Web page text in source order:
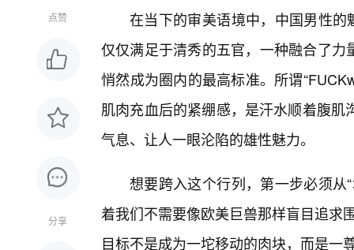
点赞
分享
在当下的审美语境中，中国男性的
仅仅满足于清秀的五官，一种融合了力
悄然成为圈内的最高标准。所谓
肌肉充血后的紧绷感，是汗水顺着腹
气息、让人一眼沦陷的雄性魅力。
想要跨入这个行列，第一步必须从
着我们不需要像欧美巨兽那样盲目追求
目标不是成为一坨移动的肉块，而是一